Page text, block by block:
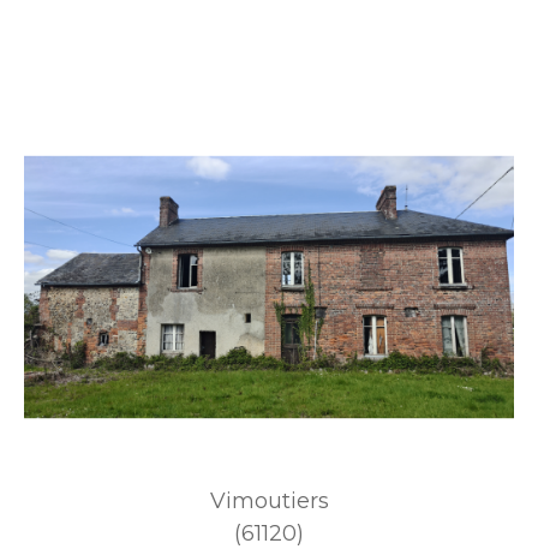
Vimoutiers
(61120)